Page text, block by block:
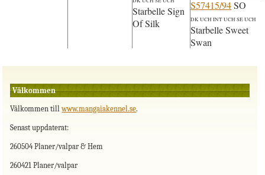
Starbelle Sign
Of Silk
S57415/94SO
DK UCH INT UCH SE UCH
Starbelle Sweet
Swan
Välkommen
Välkommen tillwww.mangaiakennel.se.
Senast uppdaterat:
260504 Planer/valpar & Hem
260421 Planer/valpar